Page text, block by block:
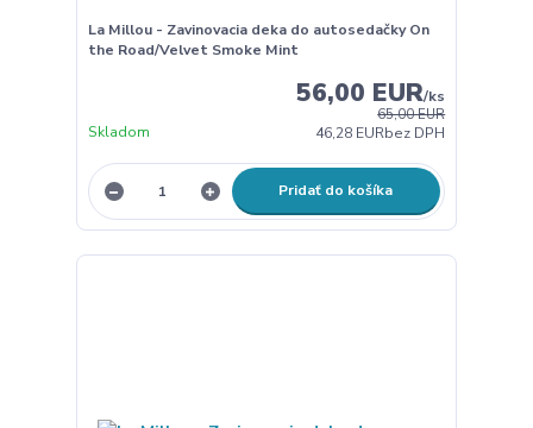
La Millou - Zavinovacia deka do autosedačky On
the Road/Velvet Smoke Mint
65,00 EUR
56,00 EUR/ks
46,28 EURbez DPH
Skladom
Pridať do košíka